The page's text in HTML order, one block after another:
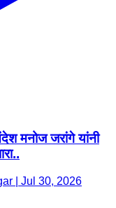
मनोज जरांगे यांनी
| Jul 30, 2026